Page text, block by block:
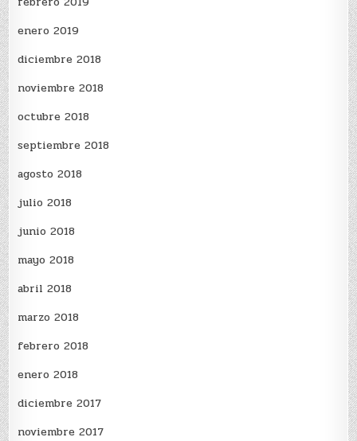
enero 2019
diciembre 2018
noviembre 2018
octubre 2018
septiembre 2018
agosto 2018
julio 2018
junio 2018
mayo 2018
abril 2018
marzo 2018
febrero 2018
enero 2018
diciembre 2017
noviembre 2017